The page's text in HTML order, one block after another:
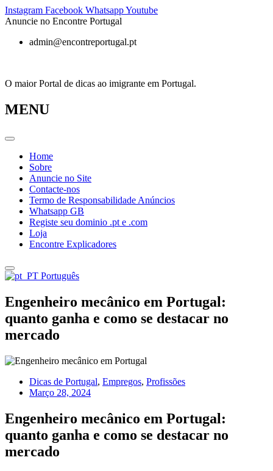
Pular
para
conteúdo
Instagram Facebook WhatsappYoutube
Anuncie no Encontre Portugal
admin@encontreportugal.pt
O maior Portal de dicas ao imigrante em Portugal.
MENU
Home
Sobre
Anuncie no Site
Contacte-nos
Termo de Responsabilidade Anúncios
Whatsapp GB
Registe seu dominio .pt e .com
Loja
Encontre Explicadores
Português
Engenheiro mecânico em Portugal:
quanto ganha e como se destacar no
mercado
Dicas de Portugal, Empregos, Profissões
Março 28, 2024
Engenheiro mecânico em Portugal:
quanto ganha e como se destacar no
mercado